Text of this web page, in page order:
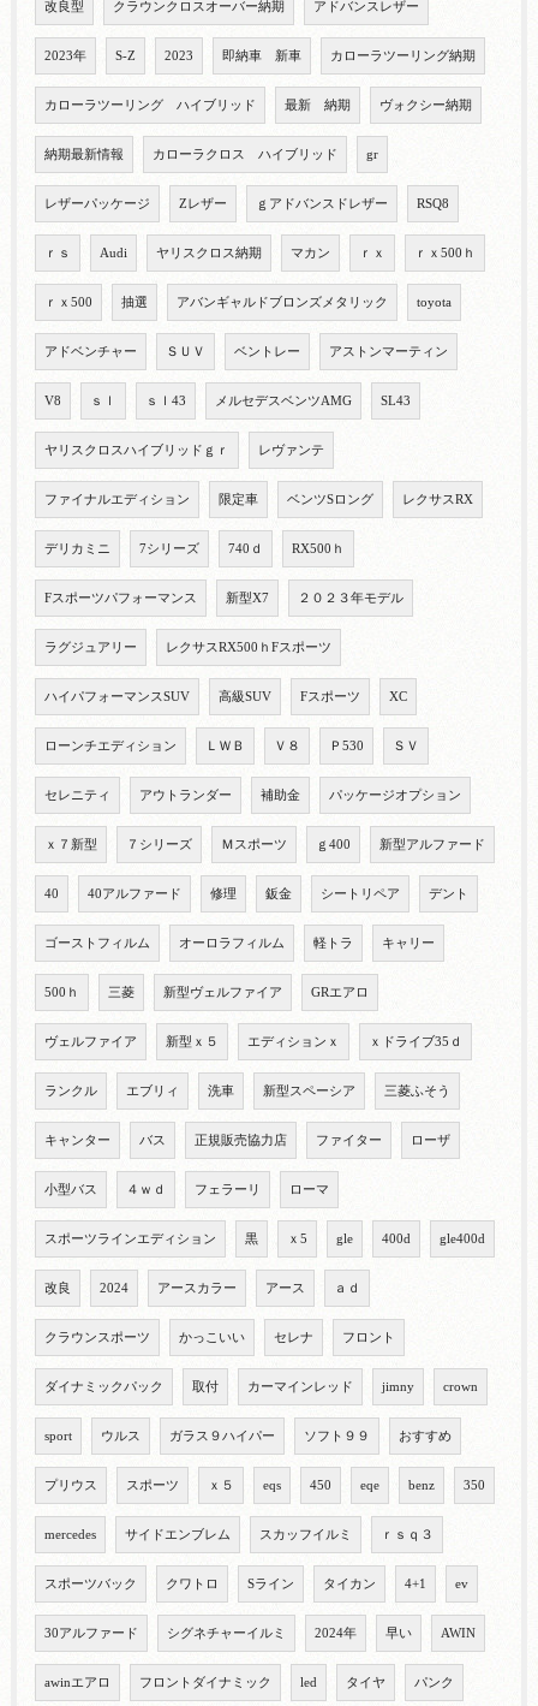
改良型 クラウンクロスオーバー納期 アドバンスレザー
2023年 S-Z 2023 即納車 新車 カローラツーリング納期
カローラツーリング ハイブリッド 最新 納期 ヴォクシー納期
納期最新情報 カローラクロス ハイブリッド gr
レザーパッケージ Zレザー ｇアドバンスドレザー RSQ8
ｒｓ Audi ヤリスクロス納期 マカン ｒｘ ｒｘ500ｈ
ｒｘ500 抽選 アバンギャルドブロンズメタリック toyota
アドベンチャー ＳＵＶ ベントレー アストンマーティン
V8 ｓｌ ｓｌ43 メルセデスベンツAMG SL43
ヤリスクロスハイブリッドｇｒ レヴァンテ
ファイナルエディション 限定車 ベンツSロング レクサスRX
デリカミニ 7シリーズ 740ｄ RX500ｈ
Fスポーツパフォーマンス 新型X7 ２０２３年モデル
ラグジュアリー レクサスRX500ｈFスポーツ
ハイパフォーマンスSUV 高級SUV Fスポーツ XC
ローンチエディション ＬＷＢ Ｖ８ Ｐ530 ＳＶ
セレニティ アウトランダー 補助金 パッケージオプション
ｘ７新型 ７シリーズ Ｍスポーツ ｇ400 新型アルファード
40 40アルファード 修理 鈑金 シートリペア デント
ゴーストフィルム オーロラフィルム 軽トラ キャリー
500ｈ 三菱 新型ヴェルファイア GRエアロ
ヴェルファイア 新型ｘ５ エディションｘ ｘドライブ35ｄ
ランクル エブリィ 洗車 新型スペーシア 三菱ふそう
キャンター バス 正規販売協力店 ファイター ローザ
小型バス ４ｗｄ フェラーリ ローマ
スポーツラインエディション 黒 ｘ5 gle 400d gle400d
改良 2024 アースカラー アース ａｄ
クラウンスポーツ かっこいい セレナ フロント
ダイナミックパック 取付 カーマインレッド jimny crown
sport ウルス ガラス９ハイパー ソフト９９ おすすめ
プリウス スポーツ ｘ５ eqs 450 eqe benz 350
mercedes サイドエンブレム スカッフイルミ ｒｓｑ３
スポーツバック クワトロ Sライン タイカン 4+1 ev
30アルファード シグネチャーイルミ 2024年 早い AWIN
awinエアロ フロントダイナミック led タイヤ パンク